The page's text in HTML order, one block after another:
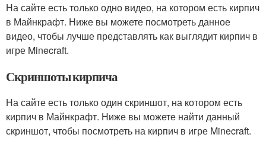
На сайте есть только одно видео, на котором есть кирпич
в Майнкрафт. Ниже вы можете посмотреть данное
видео, чтобы лучше представлять как выглядит кирпич в
игре Minecraft.
Скриншоты кирпича
На сайте есть только один скриншот, на котором есть
кирпич в Майнкрафт. Ниже вы можете найти данный
скриншот, чтобы посмотреть на кирпич в игре Minecraft.